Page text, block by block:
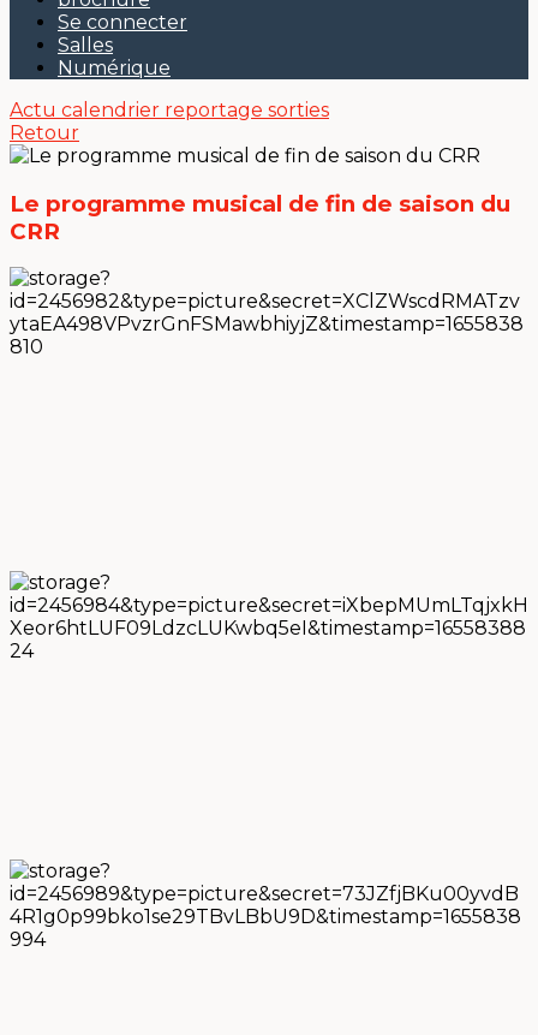
Se connecter
Salles
Numérique
Actu calendrier reportage sorties
Retour
Le programme musical de fin de saison du
CRR